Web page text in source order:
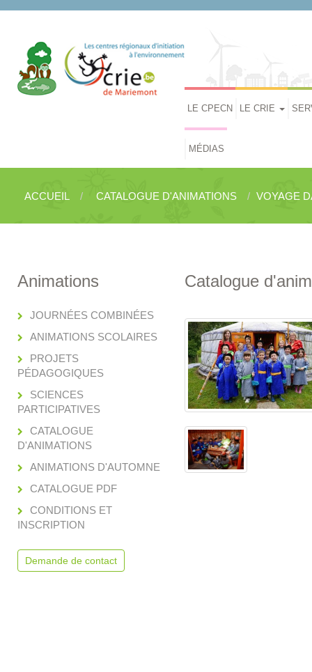
LE CPECN LE CRIE
MÉDIAS
ACCUEIL CATALOGUE D'ANIMATIONS VOYAGE
Animations
JOURNÉES COMBINÉES
ANIMATIONS SCOLAIRES
PROJETS
PÉDAGOGIQUES
SCIENCES
PARTICIPATIVES
CATALOGUE
D'ANIMATIONS
ANIMATIONS D'AUTOMNE
CATALOGUE PDF
CONDITIONS ET
INSCRIPTION
Demande de contact
Catalogue